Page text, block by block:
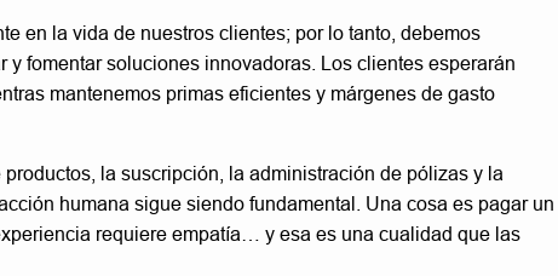
en la vida de nuestros clientes; por lo tanto, debemos
fomentar soluciones innovadoras. Los clientes esperarán
mantenemos primas eficientes y márgenes de gasto
la suscripción, la administración de pólizas y la
humana sigue siendo fundamental. Una cosa es pagar un
requiere empatía… y esa es una cualidad que las